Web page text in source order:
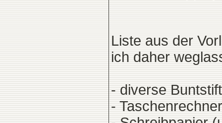
Liste aus der
ich daher
- diverse
- Taschenrechner